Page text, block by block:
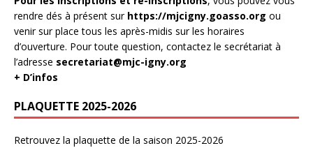
rendre dés à présent sur https://mjcigny.goasso.org ou
venir sur place tous les après-midis sur les horaires
d’ouverture. Pour toute question, contactez le secrétariat à
l’adresse secretariat@mjc-igny.org
+ D’infos
PLAQUETTE 2025-2026
Retrouvez la plaquette de la saison 2025-2026